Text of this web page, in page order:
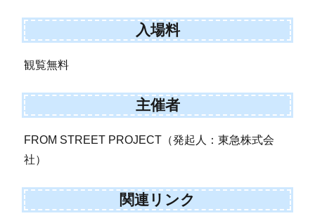
入場料
観覧無料
主催者
FROM STREET PROJECT（発起人：東急株式会
社）
関連リンク